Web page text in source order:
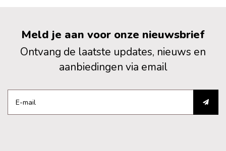
Meld je aan voor onze nieuwsbrief
Ontvang de laatste updates, nieuws en
aanbiedingen via email